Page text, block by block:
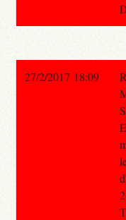
27/2/2017 18:09